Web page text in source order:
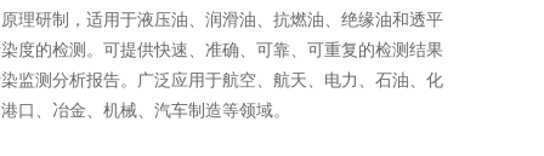
原理研制，适用于液压油、润滑油、抗燃油、绝缘油和透平
度的检测。可提供快速、准确、可靠、可重复的检测结果
监测分析报告。广泛应用于航空、航天、电力、石油、化
口、冶金、机械、汽车制造等领域。